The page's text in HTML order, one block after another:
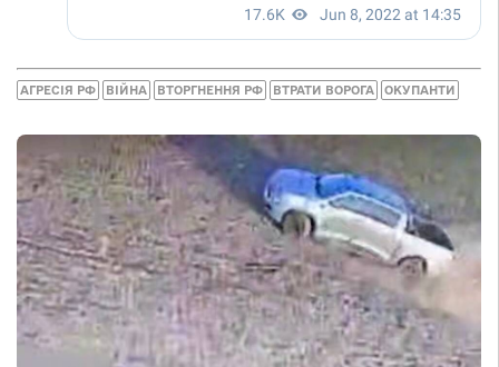
АГРЕСІЯ РФ ВІЙНА ВТОРГНЕННЯ РФ ВТРАТИ ВОРОГА ОКУПАНТИ